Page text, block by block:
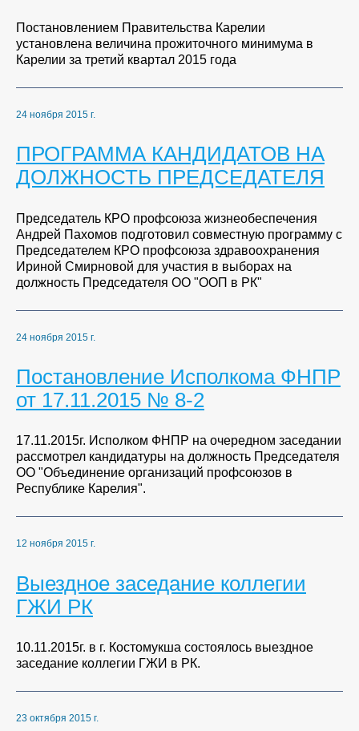
Постановлением Правительства Карелии
установлена величина прожиточного минимума в
Карелии за третий квартал 2015 года
24 ноября 2015 г.
ПРОГРАММА КАНДИДАТОВ НА
ДОЛЖНОСТЬ ПРЕДСЕДАТЕЛЯ
Председатель КРО профсоюза жизнеобеспечения
Андрей Пахомов подготовил совместную программу с
Председателем КРО профсоюза здравоохранения
Ириной Смирновой для участия в выборах на
должность Председателя ОО "ООП в РК"
24 ноября 2015 г.
Постановление Исполкома ФНПР
от 17.11.2015 № 8-2
17.11.2015г. Исполком ФНПР на очередном заседании
рассмотрел кандидатуры на должность Председателя
ОО "Объединение организаций профсоюзов в
Республике Карелия".
12 ноября 2015 г.
Выездное заседание коллегии
ГЖИ РК
10.11.2015г. в г. Костомукша состоялось выездное
заседание коллегии ГЖИ в РК.
23 октября 2015 г.